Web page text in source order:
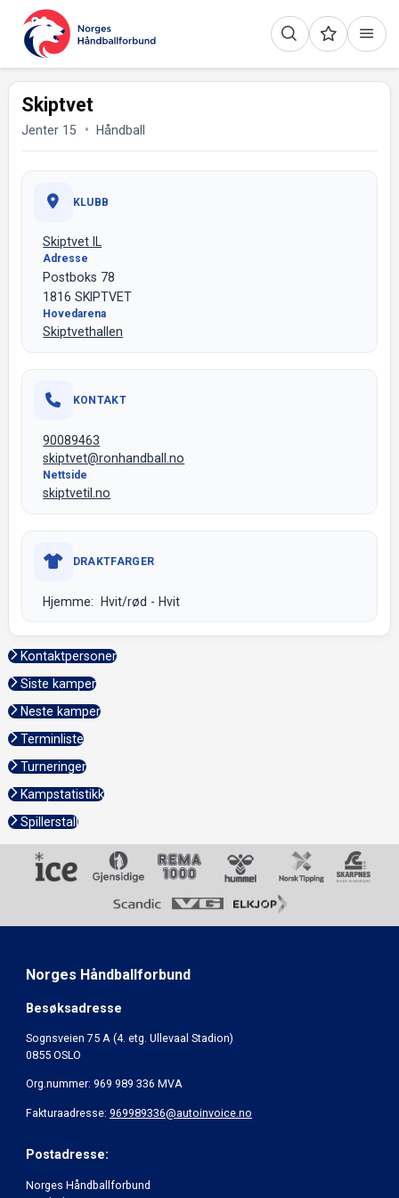
Skiptvet
Jenter 15 Håndball
KLUBB
Skiptvet IL
Adresse
Postboks 78
1816 SKIPTVET
Hovedarena
Skiptvethallen
KONTAKT
90089463
skiptvet@ronhandball.no
Nettside
skiptvetil.no
DRAKTFARGER
Hjemme: Hvit/rød - Hvit
Kontaktpersoner
Siste kamper
Neste kamper
Terminliste
Turneringer
Kampstatistikk
Spillerstall
Norges Håndballforbund
Besøksadresse
Sognsveien 75 A (4. etg. Ullevaal Stadion)
0855 OSLO
Org.nummer: 969 989 336 MVA
Fakturaadresse: 969989336@autoinvoice.no
Postadresse:
Norges Håndballforbund